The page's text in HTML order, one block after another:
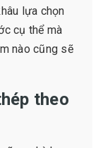
lựa chọn
cụ thể mà
nào cũng sẽ
theo